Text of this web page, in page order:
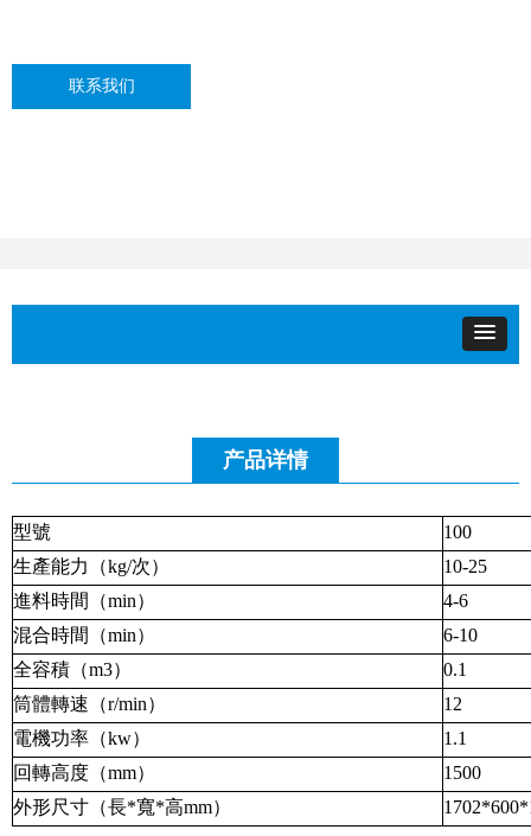
联系我们
产品详情
型號
100
生產能力（kg/次）
10-25
進料時間（min）
4-6
混合時間（min）
6-10
全容積（m3）
0.1
筒體轉速（r/min）
12
電機功率（kw）
1.1
回轉高度（mm）
1500
外形尺寸（長*寬*高mm）